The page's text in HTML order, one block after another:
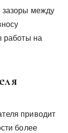
зазоры между
работы на
приводит
более